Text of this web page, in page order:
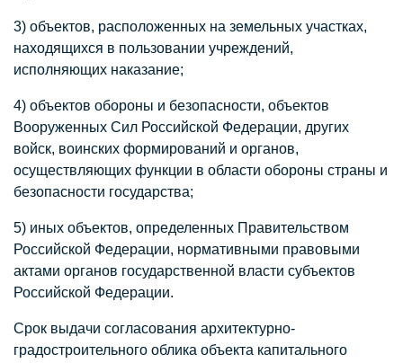
3) объектов, расположенных на земельных участках,
находящихся в пользовании учреждений,
исполняющих наказание;
4) объектов обороны и безопасности, объектов
Вооруженных Сил Российской Федерации, других
войск, воинских формирований и органов,
осуществляющих функции в области обороны страны и
безопасности государства;
5) иных объектов, определенных Правительством
Российской Федерации, нормативными правовыми
актами органов государственной власти субъектов
Российской Федерации.
Срок выдачи согласования архитектурно-
градостроительного облика объекта капитального